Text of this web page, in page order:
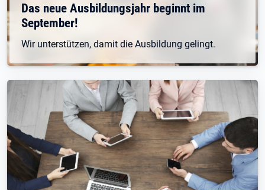
Das neue Ausbildungsjahr beginnt im
September!
Wir unterstützen, damit die Ausbildung gelingt.